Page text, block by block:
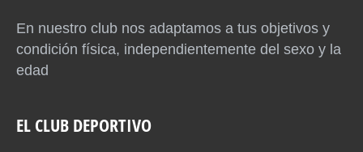
En nuestro club nos adaptamos a tus objetivos y
condición física, independientemente del sexo y la
edad
EL CLUB DEPORTIVO